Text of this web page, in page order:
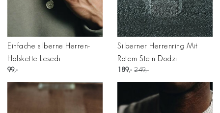
Einfache silberne Herren-
Halskette Lesedi
99
Silberner Herrenring Mit
Rotem Stein Dodzi
189 249